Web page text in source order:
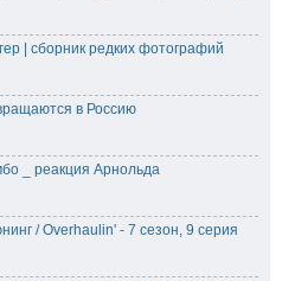
| сборник редких фотографий
в Россию
_ реакция Арнольда
/ Overhaulin' - 7 сезон, 9 серия